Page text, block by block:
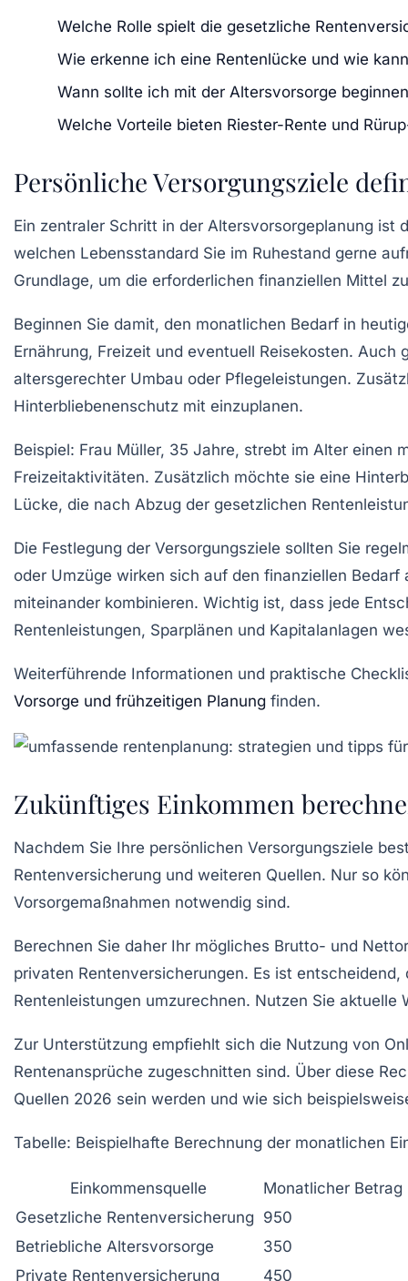
Welche Rolle spielt die gesetzliche
Wie erkenne ich eine Rentenlücke und wie
Wann sollte ich mit der Altersvorsorge
Welche Vorteile bieten Riester-Rente und
Persönliche Versorgungsziele
Ein zentraler Schritt in der Altersvorsorgeplanung ist
welchen Lebensstandard Sie im Ruhestand gerne
Grundlage, um die erforderlichen finanziellen Mittel
Beginnen Sie damit, den monatlichen Bedarf in
Ernährung, Freizeit und eventuell Reisekosten.
altersgerechter Umbau oder Pflegeleistungen.
Hinterbliebenenschutz mit einzuplanen.
Beispiel: Frau Müller, 35 Jahre, strebt im Alter einen
Freizeitaktivitäten. Zusätzlich möchte sie eine
Lücke, die nach Abzug der gesetzlichen
Die Festlegung der Versorgungsziele sollten Sie
oder Umzüge wirken sich auf den finanziellen
miteinander kombinieren. Wichtig ist, dass jede
Rentenleistungen, Sparplänen und Kapitalanlagen
Weiterführende Informationen und praktische
Vorsorge und frühzeitigen Planung finden.
Zukünftiges Einkommen
Nachdem Sie Ihre persönlichen Versorgungsziele
Rentenversicherung und weiteren Quellen. Nur so
Vorsorgemaßnahmen notwendig sind.
Berechnen Sie daher Ihr mögliches Brutto- und
privaten Rentenversicherungen. Es ist
Rentenleistungen umzurechnen. Nutzen Sie
Zur Unterstützung empfiehlt sich die Nutzung von
Rentenansprüche zugeschnitten sind. Über diese
Quellen 2026 sein werden und wie sich
Tabelle: Beispielhafte Berechnung der monatlichen
Einkommensquelle
Monatlicher Betrag
Gesetzliche Rentenversicherung 950
Betriebliche Altersvorsorge
350
Private Rentenversicherung
450